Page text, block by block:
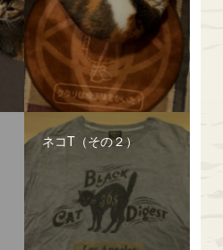
ネコT（その２）